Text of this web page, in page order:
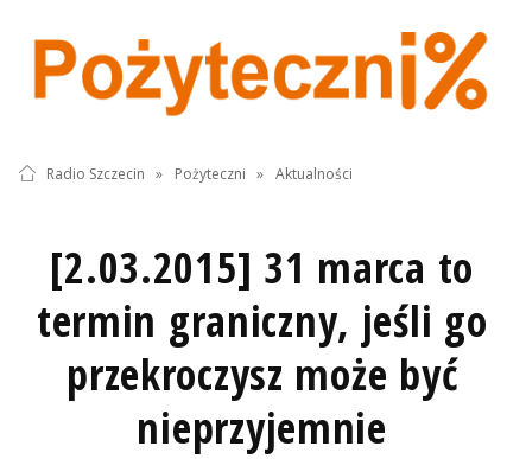
Radio Szczecin » Pożyteczni » Aktualności
[2.03.2015] 31 marca to
termin graniczny, jeśli go
przekroczysz może być
nieprzyjemnie